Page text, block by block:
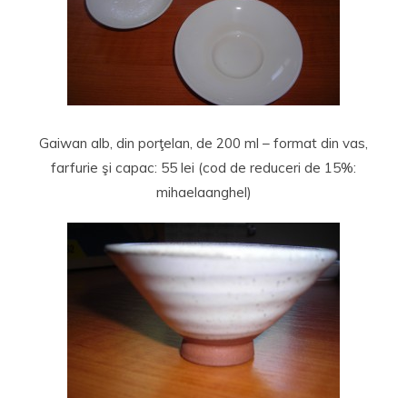
Gaiwan alb, din porţelan, de 200 ml – format din vas,
farfurie şi capac: 55 lei (cod de reduceri de 15%:
mihaelaanghel)